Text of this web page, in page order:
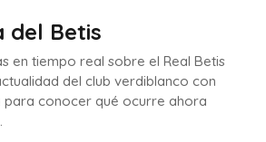
del Betis
en tiempo real sobre el Real Betis
del club verdiblanco con
conocer qué ocurre ahora